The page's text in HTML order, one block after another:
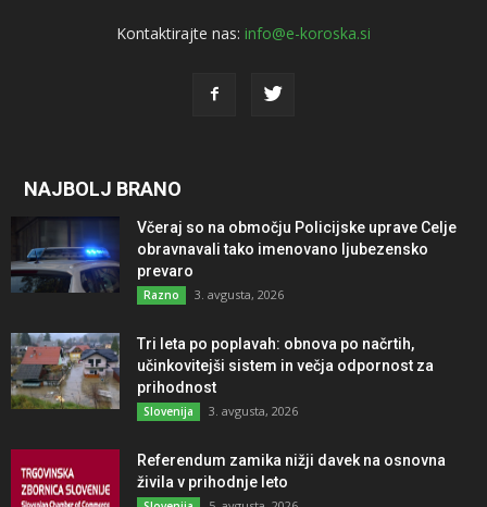
Kontaktirajte nas: info@e-koroska.si
NAJBOLJ BRANO
Včeraj so na območju Policijske uprave Celje
obravnavali tako imenovano ljubezensko
prevaro
Razno 3. avgusta, 2026
Tri leta po poplavah: obnova po načrtih,
učinkovitejši sistem in večja odpornost za
prihodnost
Slovenija 3. avgusta, 2026
Referendum zamika nižji davek na osnovna
živila v prihodnje leto